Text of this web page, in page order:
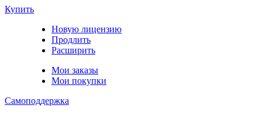
Купить
Новую лицензию
Продлить
Расширить
Мои заказы
Мои покупки
Самоподдержка